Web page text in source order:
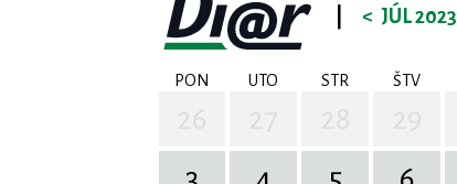
< JÚL 2023
PON UTO STR ŠTV